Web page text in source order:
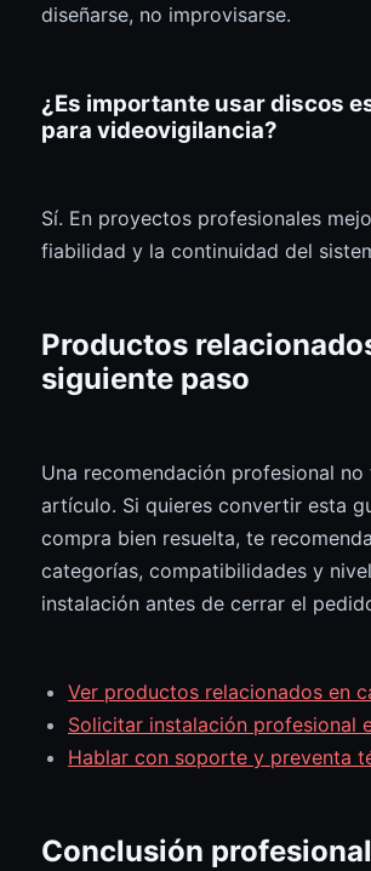
diseñarse, no improvisarse.
¿Es importante usar discos
para videovigilancia?
Sí. En proyectos profesionales
fiabilidad y la continuidad del
Productos
siguiente paso
Una recomendación profesional no
artículo. Si quieres convertir esta
compra bien resuelta, te
categorías, compatibilidades y
instalación antes de cerrar el
Ver productos relacionados en
Solicitar instalación profesional
Hablar con soporte y preventa
Conclusión profesional